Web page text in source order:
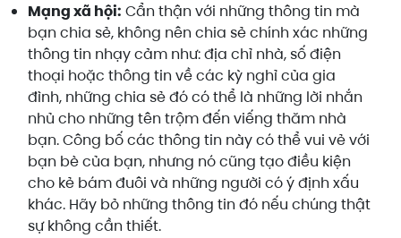
Mạng xã hội: Cẩn thận với những thông tin mà
bạn chia sẻ, không nên chia sẻ chính xác những
thông tin nhạy cảm như: địa chỉ nhà, số điện
thoại hoặc thông tin về các kỳ nghỉ của gia
đình, những chia sẻ đó có thể là những lời nhắn
nhủ cho những tên trộm đến viếng thăm nhà
bạn. Công bố các thông tin này có thể vui vẻ với
bạn bè của bạn, nhưng nó cũng tạo điều kiện
cho kẻ bám đuôi và những người có ý định xấu
khác. Hãy bỏ những thông tin đó nếu chúng thật
sự không cần thiết.